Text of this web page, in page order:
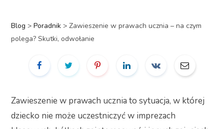
Blog > Poradnik > Zawieszenie w prawach ucznia – na czym
polega? Skutki, odwołanie
Zawieszenie w prawach ucznia to sytuacja, w której
dziecko nie może uczestniczyć w imprezach